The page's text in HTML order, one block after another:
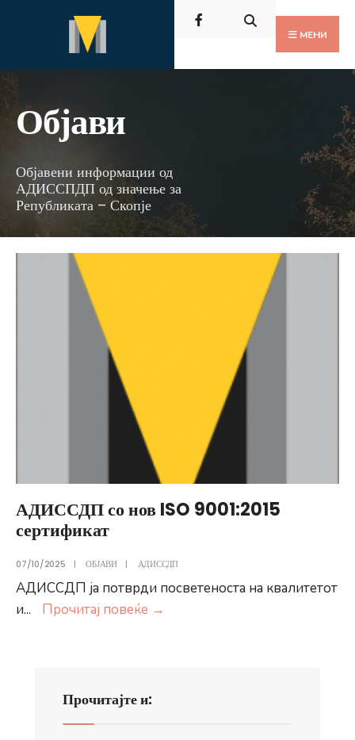
содржината
МЕНИ
Објави
Објавени информации од
АДИССПДП од значење за
Републиката – Скопје
АДИССДП со нов ISO 9001:2015
сертификат
07/10/2025 | ОБЈАВИ | АДИССДП
АДИССДП ја потврди посветеноста на квалитетот
и... Прочитај повеќе →
Прочитајте и: